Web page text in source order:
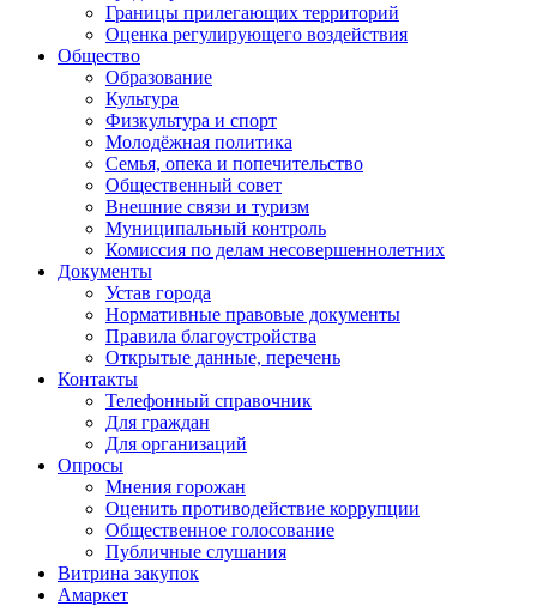
Границы прилегающих территорий
Оценка регулирующего воздействия
Общество
Образование
Культура
Физкультура и спорт
Молодёжная политика
Семья, опека и попечительство
Общественный совет
Внешние связи и туризм
Муниципальный контроль
Комиссия по делам несовершеннолетних
Документы
Устав города
Нормативные правовые документы
Правила благоустройства
Открытые данные, перечень
Контакты
Телефонный справочник
Для граждан
Для организаций
Опросы
Мнения горожан
Оценить противодействие коррупции
Общественное голосование
Публичные слушания
Витрина закупок
Амаркет